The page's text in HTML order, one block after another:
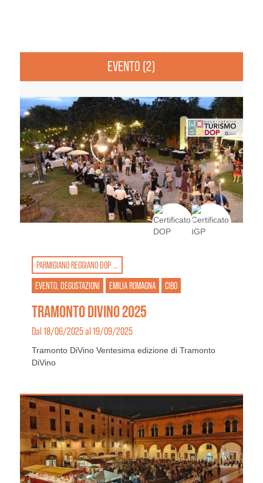
EVENTO (2)
PARMIGIANO REGGIANO DOP ...
EVENTO, DEGUSTAZIONI
EMILIA ROMAGNA CIBO
TRAMONTO DIVINO 2025
Dal 18/06/2025 al 19/09/2025
Tramonto DiVino Ventesima edizione di Tramonto
DiVino